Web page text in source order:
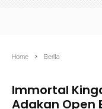
Home Berita
Immortal
Adakan Open